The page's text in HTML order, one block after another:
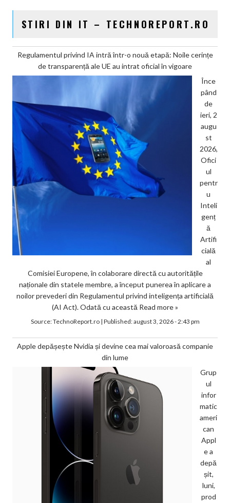
STIRI DIN IT – TECHNOREPORT.RO
Regulamentul privind IA intră într-o nouă etapă: Noile cerințe
de transparență ale UE au intrat oficial în vigoare
Înce
pând
de
ieri, 2
augu
st
2026,
Ofici
ul
pentr
u
Inteli
genț
ă
Artifi
cială
al
Comisiei Europene, în colaborare directă cu autoritățile
naționale din statele membre, a început punerea în aplicare a
noilor prevederi din Regulamentul privind inteligența artificială
(AI Act). Odată cu această Read more »
Source:TechnoReport.ro| Published:august 3, 2026 - 2:43 pm
Apple depășește Nvidia și devine cea mai valoroasă companie
din lume
Grup
ul
infor
matic
ameri
can
Appl
e a
depă
șit,
luni,
prod